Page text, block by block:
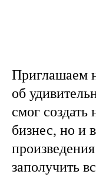
Приглашаем
об
смог
бизнес, но и
заполучить